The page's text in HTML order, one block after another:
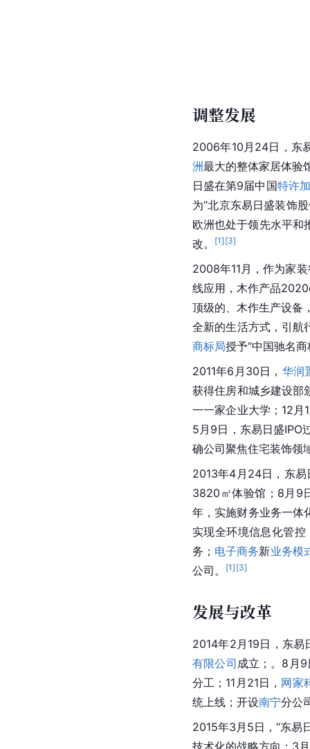
调整发展
2006年10月24日，东
洲最大的整体家居体验
日盛在第9届中国特许
为“北京东易日盛装饰
欧洲也处于领先水平和
改。
[1] [3]
2008年11月，作为家
线应用，木作产品2020
顶级的、木作生产设备
全新的生活方式，引航
商标局授予“中国驰名商
2011年6月30日， 华润
获得住房和城乡建设部
一一家企业大学 ；12
5月9日，东易日盛IPO
确公司聚焦住宅装饰领
2013年4月24日，东易
3820㎡体验馆；8月9
年，实施财务业务一体
实现全环境信息化管
务； 电子商务新业务模
公司。
[1] [3]
发展与改革
2014年2月19日，东易
有限公司成立；。8月
分工；11月21日， 网家
统上线；开设南宁分公
2015年3月5日，“东易